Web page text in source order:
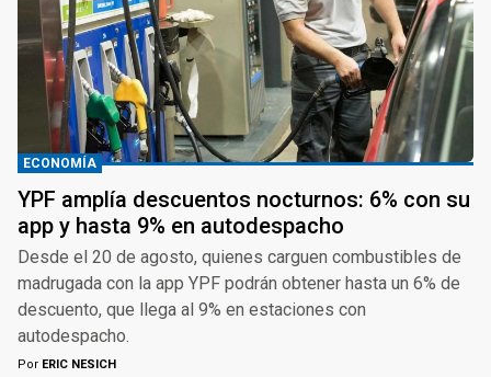
ECONOMÍA
YPF amplía descuentos nocturnos: 6% con su
app y hasta 9% en autodespacho
Desde el 20 de agosto, quienes carguen combustibles de
madrugada con la app YPF podrán obtener hasta un 6% de
descuento, que llega al 9% en estaciones con
autodespacho.
Por ERIC NESICH